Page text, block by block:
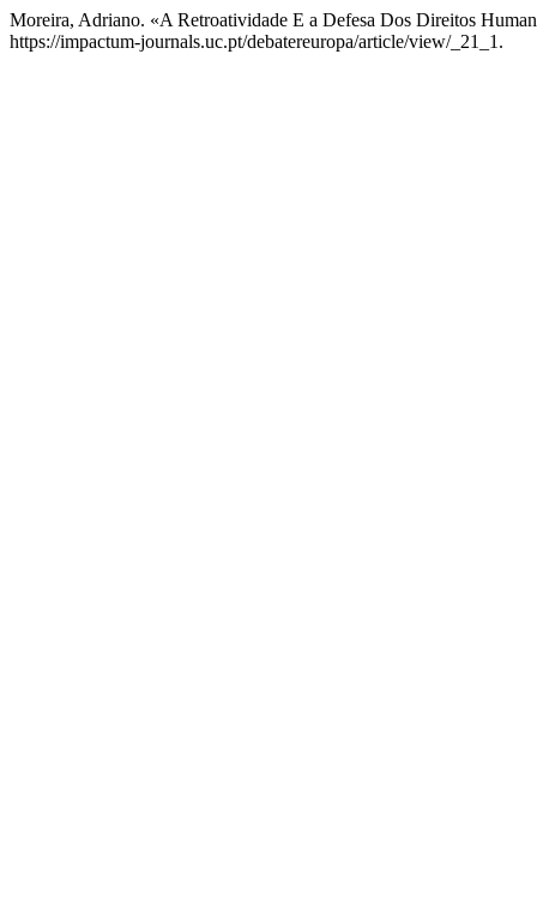
Moreira, Adriano. «A Retroatividade E a Defesa Dos Direitos
https://impactum-journals.uc.pt/debatereuropa/article/view/_21_1.